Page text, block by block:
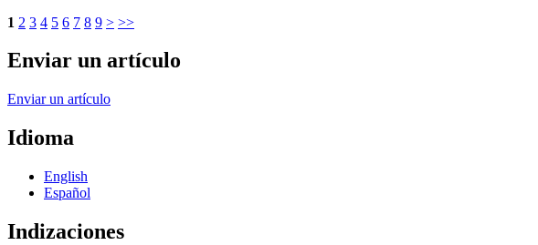
1 2 3 4 5 6 7 8 9 > >>
Enviar un artículo
Enviar un artículo
Idioma
English
Español
Indizaciones